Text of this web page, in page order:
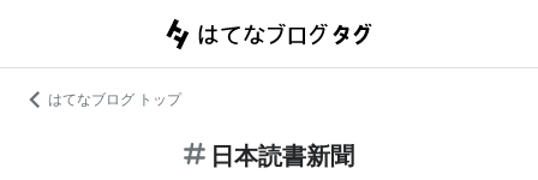
はてなブログ トップ
日本読書新聞